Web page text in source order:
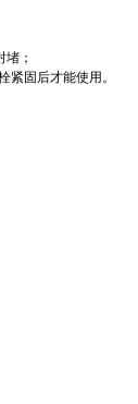
；
紧固后才能使用。